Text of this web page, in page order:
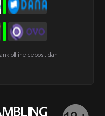
offline deposit dan